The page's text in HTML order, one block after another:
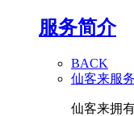
服务简介
BACK
仙客来服
仙客来拥